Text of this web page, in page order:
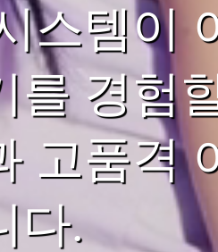
스템이
경험
고품격
다.